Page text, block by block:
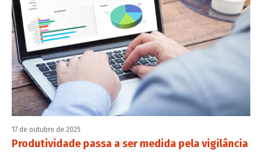
17 de outubro de 2025
Produtividade passa a ser medida pela vigilância